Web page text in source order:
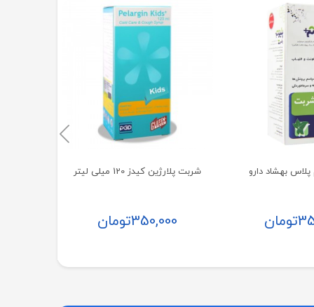
بهشاد دارو
تومان
شربت پلارژین کیدز 120 میلی لیتر
350,000تومان